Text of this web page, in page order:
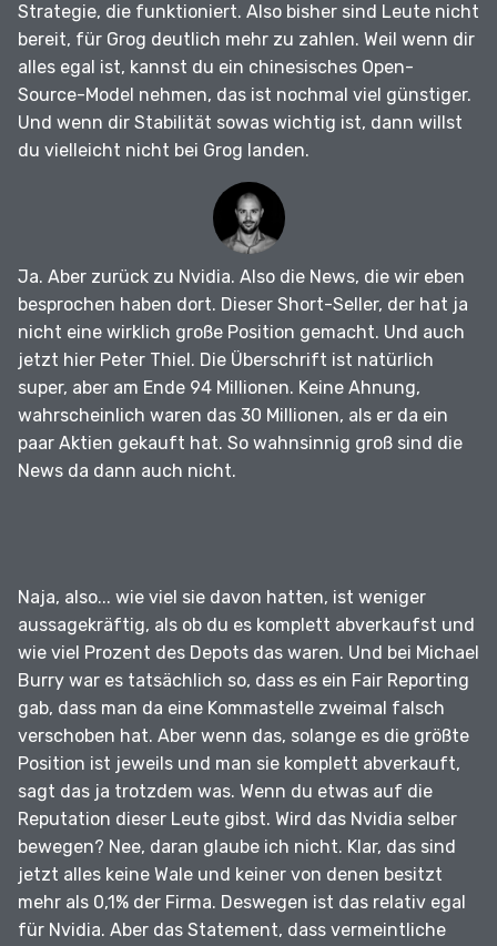
Strategie, die funktioniert. Also bisher sind Leute nicht
bereit, für Grog deutlich mehr zu zahlen. Weil wenn dir
alles egal ist, kannst du ein chinesisches Open-
Source-Model nehmen, das ist nochmal viel günstiger.
Und wenn dir Stabilität sowas wichtig ist, dann willst
du vielleicht nicht bei Grog landen.
Ja. Aber zurück zu Nvidia. Also die News, die wir eben
besprochen haben dort. Dieser Short-Seller, der hat ja
nicht eine wirklich große Position gemacht. Und auch
jetzt hier Peter Thiel. Die Überschrift ist natürlich
super, aber am Ende 94 Millionen. Keine Ahnung,
wahrscheinlich waren das 30 Millionen, als er da ein
paar Aktien gekauft hat. So wahnsinnig groß sind die
News da dann auch nicht.
Naja, also... wie viel sie davon hatten, ist weniger
aussagekräftig, als ob du es komplett abverkaufst und
wie viel Prozent des Depots das waren. Und bei Michael
Burry war es tatsächlich so, dass es ein Fair Reporting
gab, dass man da eine Kommastelle zweimal falsch
verschoben hat. Aber wenn das, solange es die größte
Position ist jeweils und man sie komplett abverkauft,
sagt das ja trotzdem was. Wenn du etwas auf die
Reputation dieser Leute gibst. Wird das Nvidia selber
bewegen? Nee, daran glaube ich nicht. Klar, das sind
jetzt alles keine Wale und keiner von denen besitzt
mehr als 0,1% der Firma. Deswegen ist das relativ egal
für Nvidia. Aber das Statement, dass vermeintliche